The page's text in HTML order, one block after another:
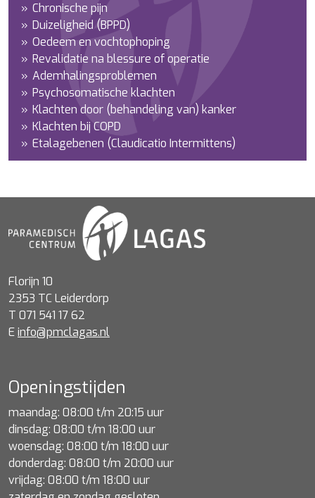
Chronische pijn
Duizeligheid (BPPD)
Oedeem en vochtophoping
Revalidatie na blessure of operatie
Ademhalingsproblemen
Psychosomatische klachten
Klachten door (behandeling van) kanker
Klachten bij COPD
Etalagebenen (Claudicatio Intermittens)
Florijn 10
2353 TC Leiderdorp
T 071 541 17 62
Einfo@pmclagas.nl
Openingstijden
maandag: 08:00 t/m 20:15 uur
dinsdag: 08:00 t/m 18:00 uur
woensdag: 08:00 t/m 18:00 uur
donderdag: 08:00 t/m 20:00 uur
vrijdag: 08:00 t/m 18:00 uur